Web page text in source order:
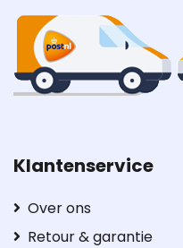
Klantenservice
Over ons
Retour & garantie